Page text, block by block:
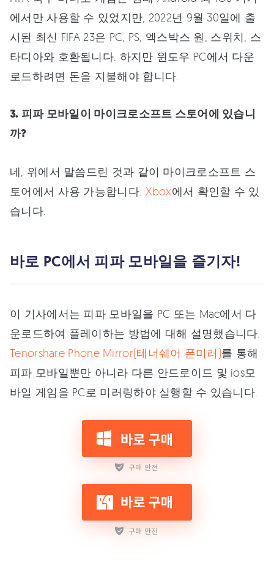
에서만 사용할 수 있었지만, 2022년 9월 30일에 출
시된 최신 FIFA 23은 PC, PS, 엑스박스 원, 스위치, 스
타디아와 호환됩니다. 하지만 윈도우 PC에서 다운
로드하려면 돈을 지불해야 합니다.
3. 피파 모바일이 마이크로소프트 스토어에 있습니
까?
네, 위에서 말씀드린 것과 같이 마이크로소프트 스
토어에서 사용 가능합니다. Xbox에서 확인할 수 있
습니다.
바로 PC에서 피파 모바일을 즐기자!
이 기사에서는 피파 모바일을 PC 또는 Mac에서 다
운로드하여 플레이하는 방법에 대해 설명했습니다.
Tenorshare Phone Mirror(테너쉐어 폰미러)를 통해
피파 모바일뿐만 아니라 다른 안드로이드 및 ios모
바일 게임을 PC로 미러링하야 실행할 수 있습니다.